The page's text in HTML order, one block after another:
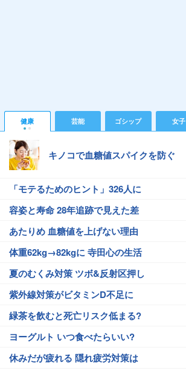
健康 芸能 ゴシップ 女子
キノコで血糖値スパイクを防ぐ
「モテるためのヒント」326人に
容姿と寿命 28年追跡で見えた差
あたりめ 血糖値を上げない理由
体重62kg→82kgに 寺田心の生活
夏のむくみ対策 ツボ&反射区押し
紫外線対策がビタミンD不足に
緑茶を飲むと死亡リスク低まる?
ヨーグルト いつ食べたらいい?
休みだが疲れる 隠れ疲労対策は